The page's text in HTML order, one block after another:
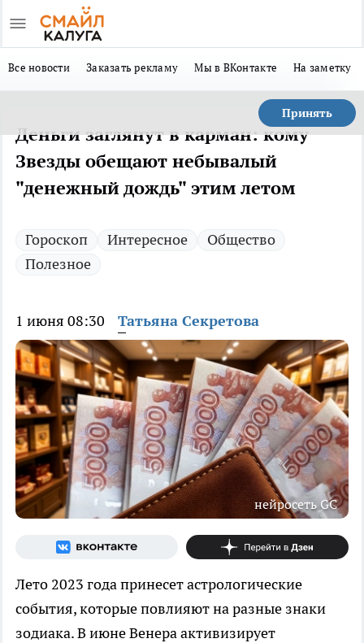
Все новости Заказать рекламу Мы в ВКонтакте На заметку
Принять
Деньги заглянут в карман: кому
Звезды обещают небывалый
"денежный дождь" этим летом
Гороскоп Интересное
Общество
Полезное
1 июня 08:30 Татьяна Секретова
нейросеть GС
Лето 2023 года принесет астрологические
события, которые повлияют на разные знаки
зодиака. В июне Венера активизирует